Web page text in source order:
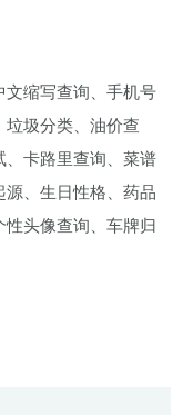
文缩写查询、手机号
圾分类、油价查
、卡路里查询、菜谱
、生日性格、药品
头像查询、车牌归